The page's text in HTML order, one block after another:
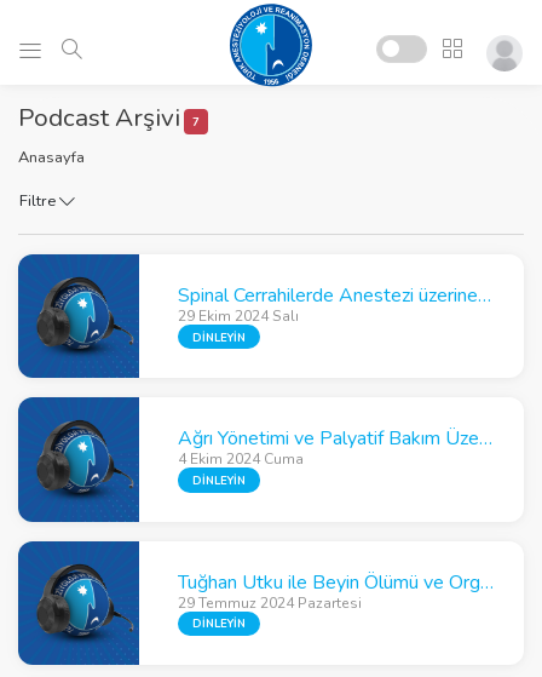
Podcast Arşivi 7
Anasayfa
Filtre
Spinal Cerrahilerde Anestezi üzerine Gözde İnan ile Söyleşi
29 Ekim 2024 Salı
DİNLEYİN
Ağrı Yönetimi ve Palyatif Bakım Üzerine Nurten İnan ile Söyleşi
4 Ekim 2024 Cuma
DİNLEYİN
Tuğhan Utku ile Beyin Ölümü ve Organ Nakli Üzerine Söyleşi
29 Temmuz 2024 Pazartesi
DİNLEYİN